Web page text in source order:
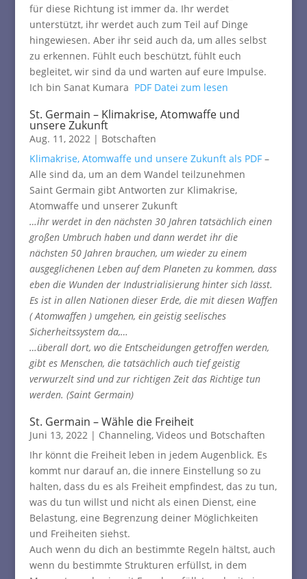
für diese Richtung ist immer da. Ihr werdet
unterstützt, ihr werdet auch zum Teil auf Dinge
hingewiesen. Aber ihr seid auch da, um alles selbst
zu erkennen. Fühlt euch beschützt, fühlt euch
begleitet, wir sind da und warten auf eure Impulse.
Ich bin Sanat Kumara PDF Datei zum lesen
St. Germain – Klimakrise, Atomwaffe und
unsere Zukunft
Aug. 11, 2022| Botschaften
Klimakrise, Atomwaffe und unsere Zukunft als PDF–
Alle sind da, um an dem Wandel teilzunehmen
Saint Germain gibt Antworten zur Klimakrise,
Atomwaffe und unserer Zukunft
…ihr werdet in den nächsten 30 Jahren tatsächlich einen
großen Umbruch haben und dann werdet ihr die
nächsten 50 Jahren brauchen, um wieder zu einem
ausgeglichenen Leben auf dem Planeten zu kommen, dass
eben die Wunden der Industrialisierung hinter sich lässt.
Es ist in allen Nationen dieser Erde, die mit diesen Waffen
( Atomwaffen ) umgehen, ein geistig seelisches
Sicherheitssystem da,…
…überall dort, wo die Entscheidungen getroffen werden,
gibt es Menschen, die tatsächlich auch tief geistig
verwurzelt sind und zur richtigen Zeit das Richtige tun
werden. (Saint Germain)
St. Germain – Wähle die Freiheit
Juni 13, 2022| Channeling, Videos und Botschaften
Ihr könnt die Freiheit leben in jedem Augenblick. Es
kommt nur darauf an, die innere Einstellung so zu
halten, dass du es als Freiheit empfindest, das zu tun,
was du tun willst und nicht als einen Dienst, eine
Belastung, eine Begrenzung deiner Möglichkeiten
und Freiheiten siehst.
Auch wenn du dich an bestimmte Regeln hältst, auch
wenn du bestimmte Strukturen erfüllst, in dem